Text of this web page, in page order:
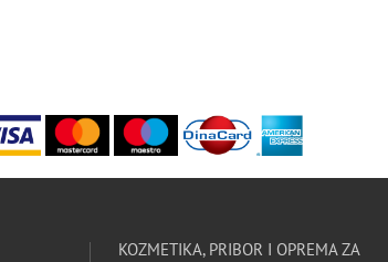
KOZMETIKA, PRIBOR I OPREMA ZA